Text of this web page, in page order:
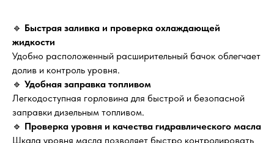
🔹 Быстрая заливка и проверка охлаждающей
жидкости
Удобно расположенный расширительный бачок облегчает
долив и контроль уровня.
🔹 Удобная заправка топливом
Легкодоступная горловина для быстрой и безопасной
заправки дизельным топливом.
🔹 Проверка уровня и качества гидравлического масла
Шкала уровня масла позволяет быстро контролировать